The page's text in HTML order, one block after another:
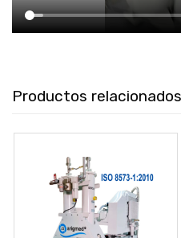
Productos relacionados